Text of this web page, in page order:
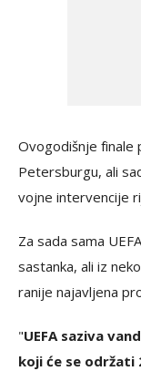
Ovogodišnje finale
Petersburgu, ali
vojne intervencije
Za sada sama
sastanka, ali iz
ranije najavljena
"UEFA saziva
koji će se